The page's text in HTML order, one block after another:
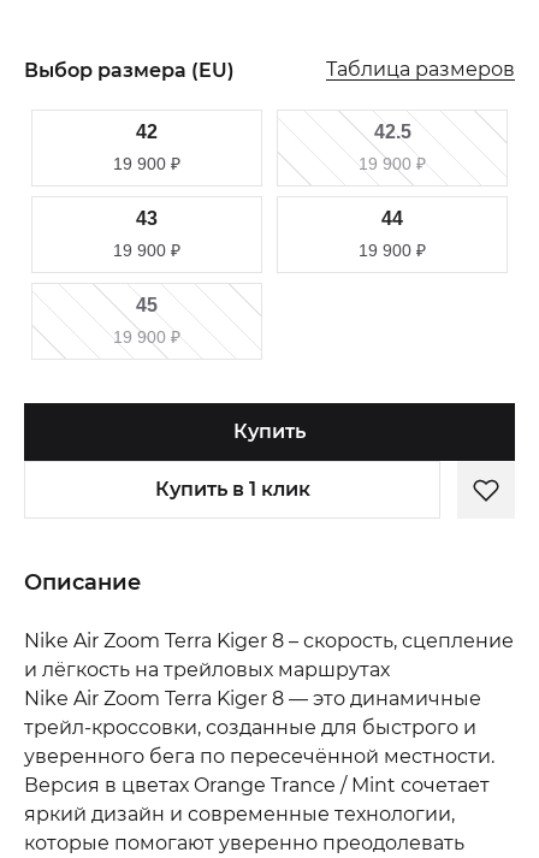
Выбор размера (EU) Таблица размеров
42
19 900 ₽
42.5
19 900 ₽
43
19 900 ₽
44
19 900 ₽
45
19 900 ₽
Купить
Купить в 1 клик
Описание
Nike Air Zoom Terra Kiger 8 – скорость, сцепление
и лёгкость на трейловых маршрутах
Nike Air Zoom Terra Kiger 8 — это динамичные
трейл-кроссовки, созданные для быстрого и
уверенного бега по пересечённой местности.
Версия в цветах Orange Trance / Mint сочетает
яркий дизайн и современные технологии,
которые помогают уверенно преодолевать